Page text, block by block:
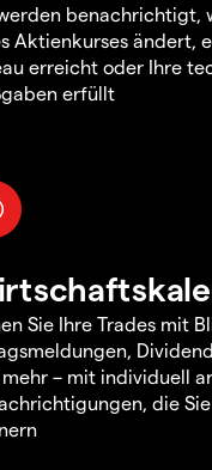
benachrichtigt,
Aktienkurses ändert,
erreicht oder Ihre
erfüllt
Sie Ihre Trades mit
– mit individuell
die